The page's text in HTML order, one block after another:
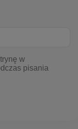
w
pisania